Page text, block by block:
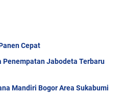
Cepat
Penempatan Jabodeta Terbaru
Mandiri Bogor Area Sukabumi